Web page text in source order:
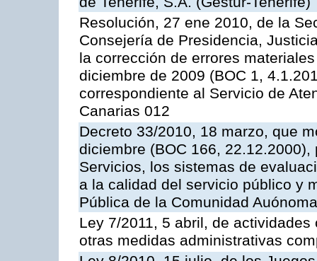
Resolución, 27 ene 2010, de la
Consejería de Presidencia,
la corrección de errores
diciembre de 2009 (BOC 1,
correspondiente al Servicio de
Canarias 012
Decreto 33/2010, 18 marzo, que
diciembre (BOC 166,
Servicios, los sistemas de
a la calidad del servicio público y
Pública de la Comunidad
Ley 7/2011, 5 abril, de
otras medidas administrativas